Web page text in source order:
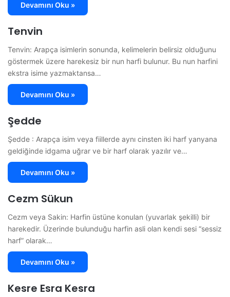
Devamını Oku »
Tenvin
Tenvin: Arapça isimlerin sonunda, kelimelerin belirsiz olduğunu
göstermek üzere harekesiz bir nun harfi bulunur. Bu nun harfini
ekstra isime yazmaktansa…
Devamını Oku »
Şedde
Şedde : Arapça isim veya fiillerde aynı cinsten iki harf yanyana
geldiğinde idgama uğrar ve bir harf olarak yazılır ve…
Devamını Oku »
Cezm Sükun
Cezm veya Sakin: Harfin üstüne konulan (yuvarlak şekilli) bir
harekedir. Üzerinde bulunduğu harfin asli olan kendi sesi “sessiz
harf” olarak…
Devamını Oku »
Kesre Esra Kesra